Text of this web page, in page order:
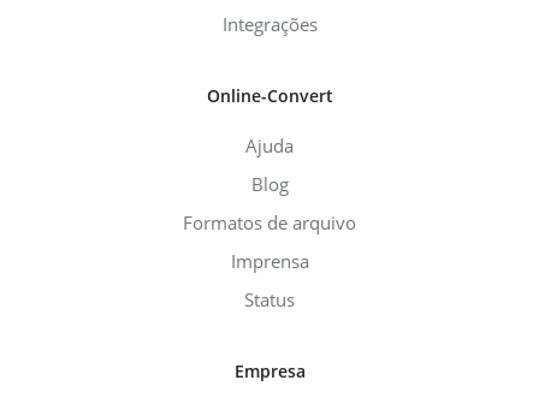
Integrações
Online-Convert
Ajuda
Blog
Formatos de arquivo
Imprensa
Status
Empresa